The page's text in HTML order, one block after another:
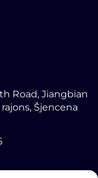
Road, Jiangbian
Šjencena